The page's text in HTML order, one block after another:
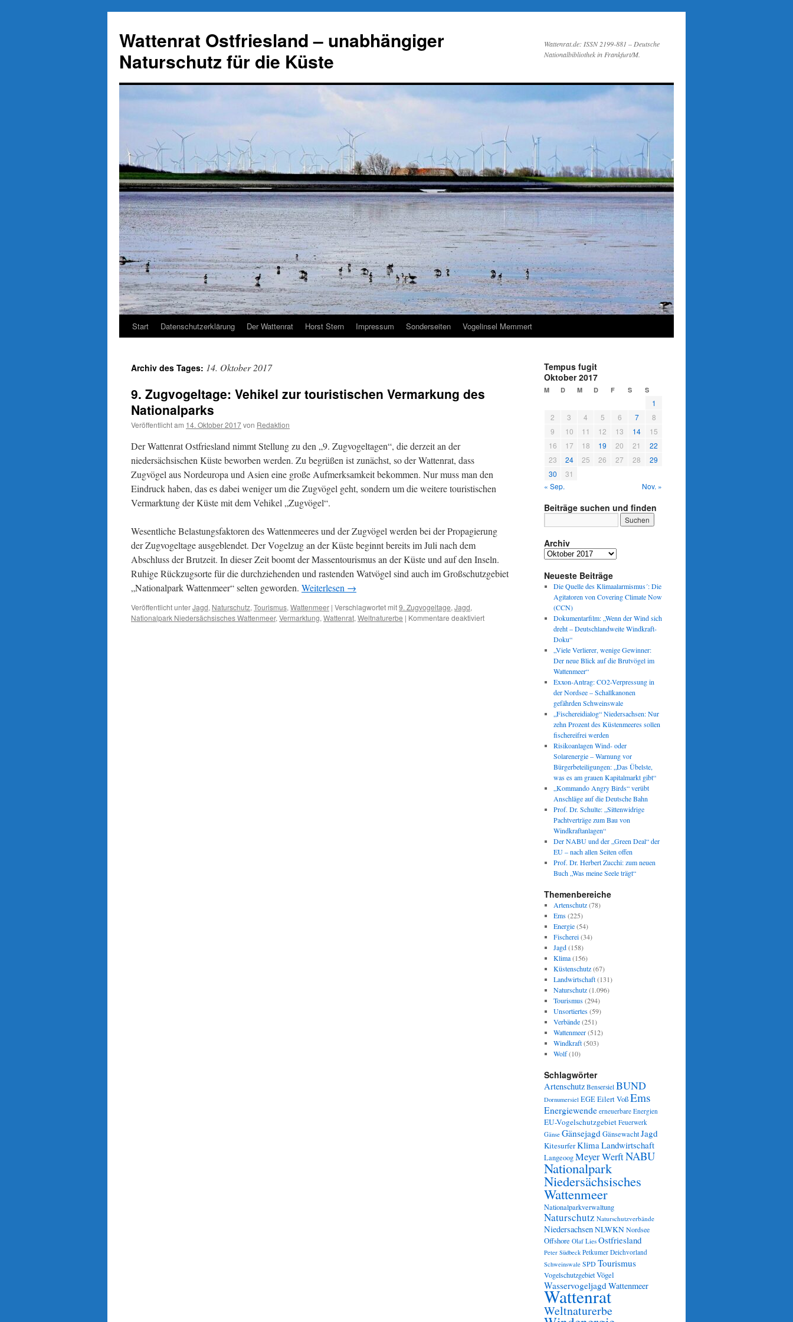
springen
Wattenrat Ostfriesland – unabhängiger
Naturschutz für die Küste
Wattenrat.de: ISSN 2199-881 – Deutsche
Nationalbibliothek in Frankfurt/M.
Start Datenschutzerklärung Der Wattenrat Horst Stern Impressum Sonderseiten Vogelinsel Memmert
Archiv des Tages: 14. Oktober 2017
9. Zugvogeltage: Vehikel zur touristischen Vermarkung des
Nationalparks
Veröffentlicht am 14. Oktober 2017von Redaktion
Der Wattenrat Ostfriesland nimmt Stellung zu den „9. Zugvogeltagen“, die derzeit an der
niedersächsischen Küste beworben werden. Zu begrüßen ist zunächst, so der Wattenrat, dass
Zugvögel aus Nordeuropa und Asien eine große Aufmerksamkeit bekommen. Nur muss man den
Eindruck haben, das es dabei weniger um die Zugvögel geht, sondern um die weitere touristischen
Vermarktung der Küste mit dem Vehikel „Zugvögel“.
Wesentliche Belastungsfaktoren des Wattenmeeres und der Zugvögel werden bei der Propagierung
der Zugvogeltage ausgeblendet. Der Vogelzug an der Küste beginnt bereits im Juli nach dem
Abschluss der Brutzeit. In dieser Zeit boomt der Massentourismus an der Küste und auf den Inseln.
Ruhige Rückzugsorte für die durchziehenden und rastenden Watvögel sind auch im Großschutzgebiet
„Nationalpark Wattenmeer“ selten geworden. Weiterlesen →
Veröffentlicht unterJagd, Naturschutz, Tourismus, Wattenmeer | Verschlagwortet mit9. Zugvogeltage, Jagd,
Nationalpark Niedersächsisches Wattenmeer, Vermarktung, Wattenrat, Weltnaturerbe | Kommentare deaktiviertfür
Tempus fugit
Oktober 2017
M D M D F S S
1
2
3 4 5 6 7
8
9
10 11 12 13 14
15
16
17 18 19 20 21
22
23
24 25 26 27 28
29
30
31
« Sep.
Nov. »
Beiträge suchen und finden
Archiv
Archiv
Neueste Beiträge
Die Quelle des Klimaalarmismus´: Die
Agitatoren von Covering Climate Now
(CCN)
Dokumentarfilm: „Wenn der Wind sich
dreht – Deutschlandweite Windkraft-
Doku“
„Viele Verlierer, wenige Gewinner:
Der neue Blick auf die Brutvögel im
Wattenmeer“
Exxon-Antrag: CO2-Verpressung in
der Nordsee – Schallkanonen
gefährden Schweinswale
„Fischereidialog“ Niedersachsen: Nur
zehn Prozent des Küstenmeeres sollen
fischereifrei werden
Risikoanlagen Wind- oder
Solarenergie – Warnung vor
Bürgerbeteiligungen: „Das Übelste,
was es am grauen Kapitalmarkt gibt“
„Kommando Angry Birds“ verübt
Anschläge auf die Deutsche Bahn
Prof. Dr. Schulte: „Sittenwidrige
Pachtverträge zum Bau von
Windkraftanlagen“
Der NABU und der „Green Deal“ der
EU – nach allen Seiten offen
Prof. Dr. Herbert Zucchi: zum neuen
Buch „Was meine Seele trägt“
Themenbereiche
Artenschutz(78)
Ems(225)
Energie(54)
Fischerei(34)
Jagd(158)
Klima(156)
Küstenschutz(67)
Landwirtschaft(131)
Naturschutz(1.096)
Tourismus(294)
Unsortiertes(59)
Verbände(251)
Wattenmeer(512)
Windkraft(503)
Wolf(10)
Schlagwörter
Artenschutz Bensersiel BUND
Dornumersiel EGEEilert VoßEms
Energiewende erneuerbare Energien
EU-Vogelschutzgebiet Feuerwerk
Gänse GänsejagdGänsewachtJagd
KitesurferKlimaLandwirtschaft
LangeoogMeyer WerftNABU
Nationalpark
Niedersächsisches
Wattenmeer
Nationalparkverwaltung
Naturschutz Naturschutzverbände
NiedersachsenNLWKNNordsee
Offshore Olaf Lies Ostfriesland
Peter Südbeck Petkumer Deichvorland
Schweinswale SPDTourismus
VogelschutzgebietVögel
WasservogeljagdWattenmeer
Wattenrat
Weltnaturerbe